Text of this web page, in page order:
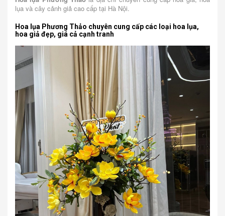
lụa và cây cảnh giả cao cấp tại Hà Nội.
Hoa lụa Phương Thảo chuyên cung cấp các loại hoa lụa,
hoa giả đẹp, giá cả cạnh tranh